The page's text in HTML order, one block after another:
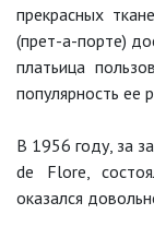
прекрасных
(прет-а-порте)
платьица
популярность ее
В 1956 году, за
de Flore,
оказался